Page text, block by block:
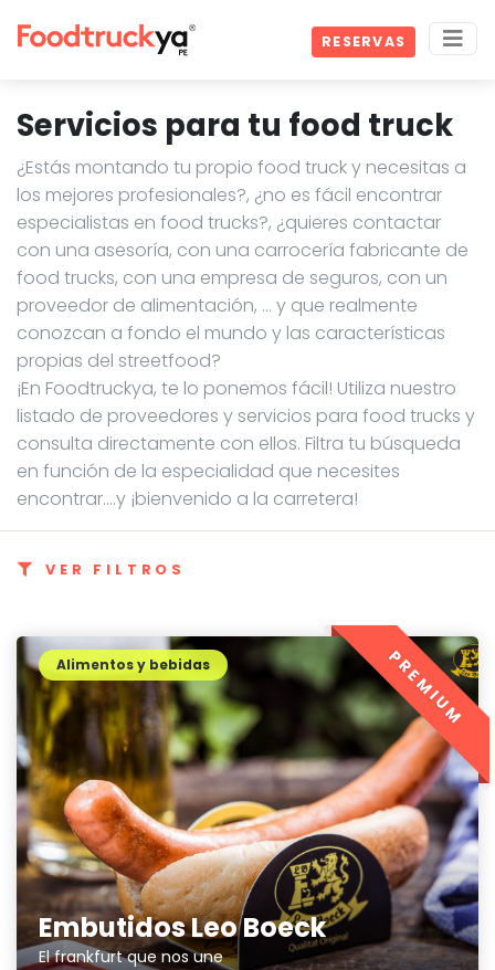
RESERVAS
Servicios para tu food truck
¿Estás montando tu propio food truck y necesitas a
los mejores profesionales?, ¿no es fácil encontrar
especialistas en food trucks?, ¿quieres contactar
con una asesoría, con una carrocería fabricante de
food trucks, con una empresa de seguros, con un
proveedor de alimentación, … y que realmente
conozcan a fondo el mundo y las características
propias del streetfood?
¡En Foodtruckya, te lo ponemos fácil! Utiliza nuestro
listado de proveedores y servicios para food trucks y
consulta directamente con ellos. Filtra tu búsqueda
en función de la especialidad que necesites
encontrar....y ¡bienvenido a la carretera!
VER FILTROS
Embutidos Leo Boeck
El frankfurt que nos une
Alimentos y bebidas PREMIUM